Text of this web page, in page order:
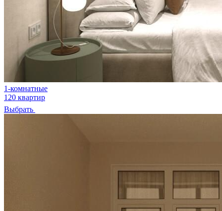
1-комнатные
120 квартир
Выбрать